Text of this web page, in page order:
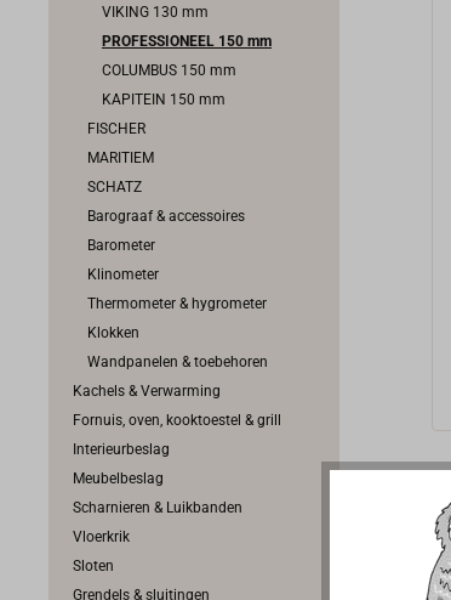
VIKING 130 mm
PROFESSIONEEL 150 mm
COLUMBUS 150 mm
KAPITEIN 150 mm
FISCHER
MARITIEM
SCHATZ
Barograaf & accessoires
Barometer
Klinometer
Thermometer & hygrometer
Klokken
Wandpanelen & toebehoren
Kachels & Verwarming
Fornuis, oven, kooktoestel & grill
Interieurbeslag
Meubelbeslag
Scharnieren & Luikbanden
Vloerkrik
Sloten
Grendels & sluitingen